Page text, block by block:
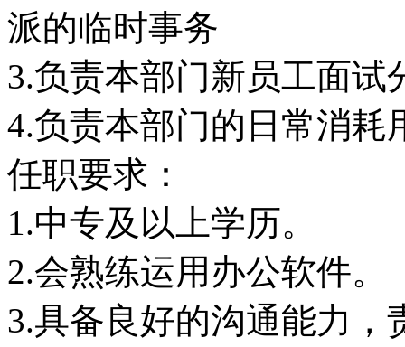
派的临时事务
3.负责本部门新员工面试
4.负责本部门的日常消耗
任职要求：
1.中专及以上学历。
2.会熟练运用办公软件。
3.具备良好的沟通能力